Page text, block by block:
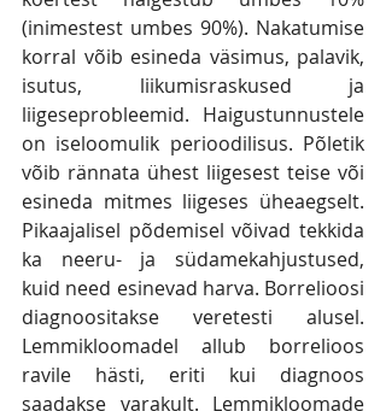
(inimestest umbes 90%). Nakatumise
korral võib esineda väsimus, palavik,
isutus, liikumisraskused ja
liigeseprobleemid. Haigustunnustele
on iseloomulik perioodilisus. Põletik
võib rännata ühest liigesest teise või
esineda mitmes liigeses üheaegselt.
Pikaajalisel põdemisel võivad tekkida
ka neeru- ja südamekahjustused,
kuid need esinevad harva. Borrelioosi
diagnoositakse veretesti alusel.
Lemmikloomadel allub borrelioos
ravile hästi, eriti kui diagnoos
saadakse varakult. Lemmikloomade